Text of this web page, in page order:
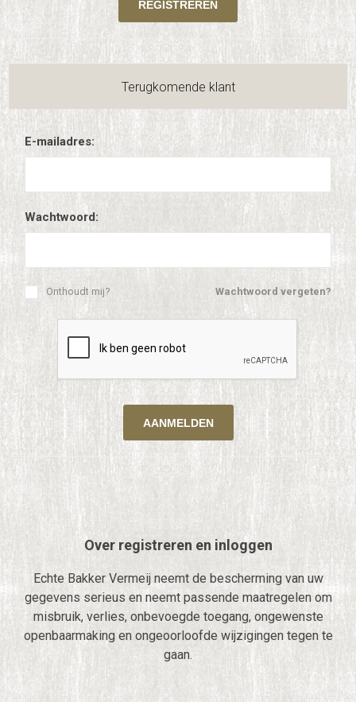
Terugkomende klant
E-mailadres:
Wachtwoord:
Wachtwoord vergeten?
Onthoudt mij?
Over registreren en inloggen
Echte Bakker Vermeij neemt de bescherming van uw
gegevens serieus en neemt passende maatregelen om
misbruik, verlies, onbevoegde toegang, ongewenste
openbaarmaking en ongeoorloofde wijzigingen tegen te
gaan.